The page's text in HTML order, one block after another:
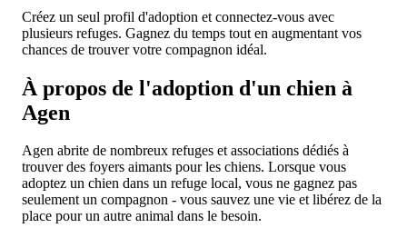
Créez un seul profil d'adoption et connectez-vous avec
plusieurs refuges. Gagnez du temps tout en augmentant vos
chances de trouver votre compagnon idéal.
À propos de l'adoption d'un chien à
Agen
Agen abrite de nombreux refuges et associations dédiés à
trouver des foyers aimants pour les chiens. Lorsque vous
adoptez un chien dans un refuge local, vous ne gagnez pas
seulement un compagnon - vous sauvez une vie et libérez de la
place pour un autre animal dans le besoin.